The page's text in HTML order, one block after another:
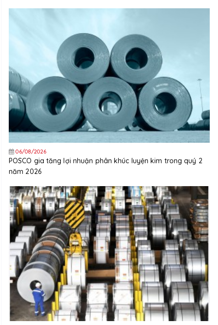
06/08/2026
POSCO gia tăng lợi nhuận phân khúc luyện kim trong quý 2
năm 2026